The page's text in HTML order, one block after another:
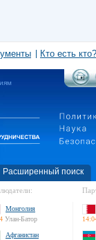
Кто есть кто?
Расширенный поиск
Монголия
Улан-Батор
Афганистан